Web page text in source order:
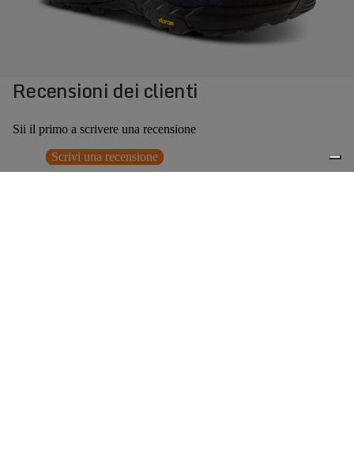
Recensioni dei clienti
Sii il primo a scrivere una recensione
Scrivi una recensione